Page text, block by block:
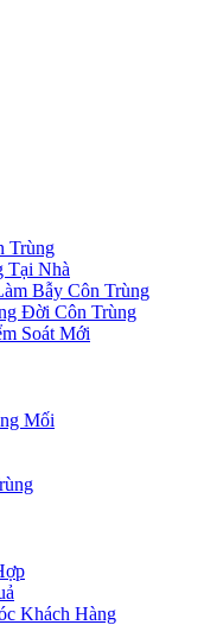
Trùng
Tại Nhà
Bẫy Côn Trùng
Đời Côn Trùng
Soát Mới
Mối
Khách Hàng